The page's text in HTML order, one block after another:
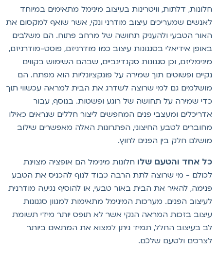
דלתות, וויטרינות בעיצוב מינימל מתאימים במיוחד
שמעריכים עיצוב מודרני ונקי, אשר שואף למקסום את
הטבעי ולהעניק תחושה של מרחב פתוח. הם משלבים
אידיאלי בסגנונות עיצוב כמו מודרניזם, פוסט-מודרניזם,
וכן סגנונות סקנדינביים, שבהם השימוש בקווים
ופשוטים תוך שמירה על פונקציונליות הוא מפתח. הם
גם למי שרוצה לשדרג את הבית למראה עכשווי תוך
שמירה על תחושה של רוגע ופשטות. בנוסף, עבור
ומעצבי פנים המחפשים ליצור חללים שנראים כאילו
לטבע החיצוני, הפתרונות האלה מאפשרים שילוב
חלק בין הפנים לחוץ.
אחד והטעם שלוחלונות מינימל הם אופציה מצוינת
- מי שרוצה לתת הרבה כבוד לנוף להכניס את הטבע
להאיר את הבית באור טבעי, או להוסיף נגיעה מודרנית
הפנים. מערכות המינימל מתאימות למגוון סגנונות
בזכות המראה הנקי אשר לא תופס יותר מידי תשומת
בעיצוב החלל, תמיד ניתן למצוא את המתאים ביותר
ולטעם שלכם.